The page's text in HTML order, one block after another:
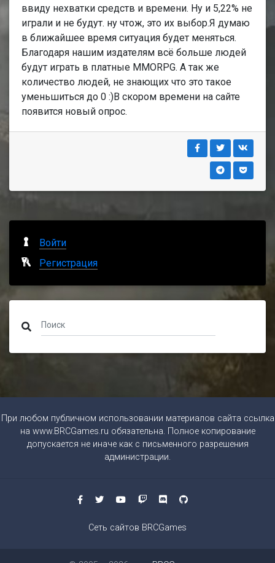
ввиду нехватки средств и времени. Ну и 5,22% не
играли и не будут. ну чтож, это их выбор.Я думаю
в ближайшее время ситуация будет меняться.
Благодаря нашим издателям всё больше людей
будут играть в платные MMORPG. А так же
количество людей, не знающих что это такое
уменьшиться до 0 :)В скором времени на сайте
появится новый опрос.
Войти
Регистрация
При любом публичном использовании материалов сайта ссылка
на www.BRCGames.ru обязательна. Полное копирование
допускается не иначе как с письменного разрешения
администрации.
Сеть сайтов BRCGames